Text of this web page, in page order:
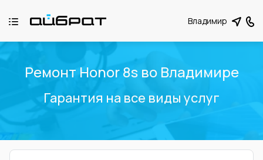
Владимир
Ремонт Honor 8s во Владимире
Гарантия на все виды услуг